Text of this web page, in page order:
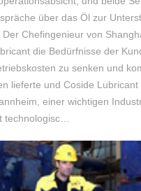
über das Öl zur
Chefingenieur von
die Bedürfnisse der
zu senken und
lieferte und Coside Lubricant
einer wichtigen
technologisc…